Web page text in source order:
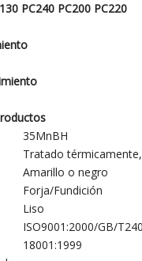
PC240 PC200 PC220
35MnBH
Tratado
Amarillo o negro
Forja/Fundición
Liso
ISO9001:2000/GB/
18001:1999